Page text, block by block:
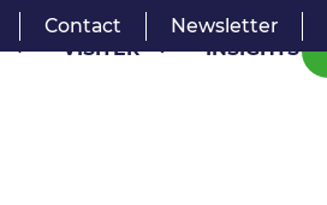
Contact Newsletter
VISITER INSIGHTS